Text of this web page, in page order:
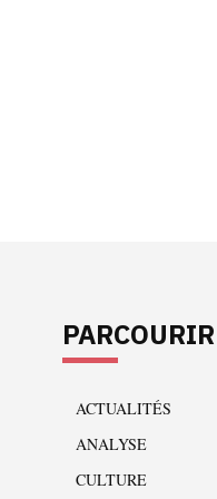
PARCOURIR
ACTUALITÉS
ANALYSE
CULTURE